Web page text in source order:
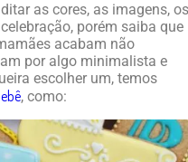
as cores, as imagens, os
porém saiba que
acabam não
por algo minimalista e
escolher um, temos
, como: